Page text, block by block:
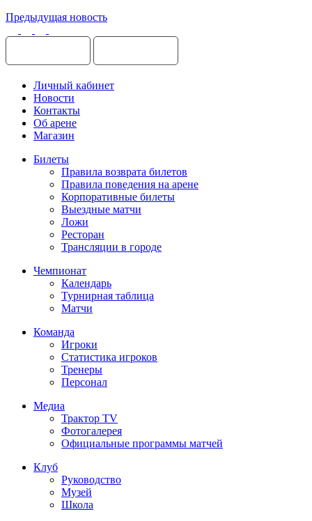
Предыдущая новость
Личный кабинет
Новости
Контакты
Об арене
Магазин
Билеты
Правила возврата билетов
Правила поведения на арене
Корпоративные билеты
Выездные матчи
Ложи
Ресторан
Трансляции в городе
Чемпионат
Календарь
Турнирная таблица
Матчи
Команда
Игроки
Статистика игроков
Тренеры
Персонал
Медиа
Трактор TV
Фотогалерея
Официальные программы матчей
Клуб
Руководство
Музей
Школа